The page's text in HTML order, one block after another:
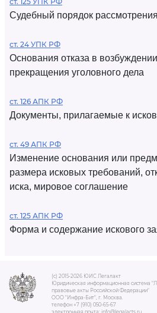
Судебный порядок
ст. 24 УПК РФ
Основания отказа в
прекращения уголовного дела
ст. 126 АПК РФ
Документы, прилагаемые к
ст. 49 АПК РФ
Изменение основания или
размера исковых требований,
иска, мировое соглашение
ст. 125 АПК РФ
Форма и содержание искового
(c) 2015-2026 ЮИС Легалакт
Юридическая информационная система
правовые акты Российской Федерации"
ООО "Инфра-Бит", г. Москва.
телефон +7 (910) 050-65-67
электронная почта: info@legalacts.ru